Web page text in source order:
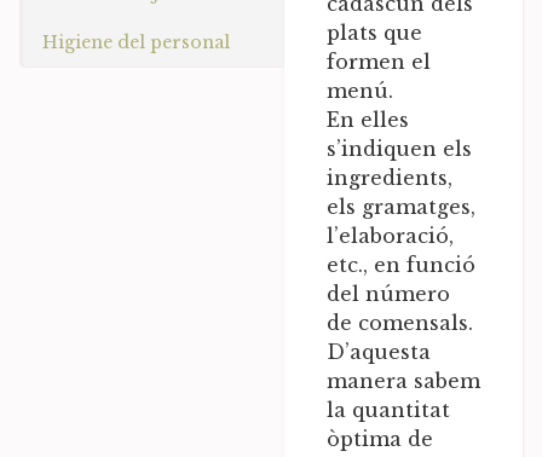
Higiene del personal
plats que
formen el
menú.
En elles
s’indiquen els
ingredients,
els gramatges,
l’elaboració,
etc., en funció
del número
de comensals.
D’aquesta
manera sabem
la quantitat
òptima de